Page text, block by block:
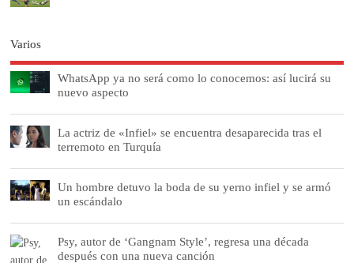
Varios
WhatsApp ya no será como lo conocemos: así lucirá su
nuevo aspecto
La actriz de «Infiel» se encuentra desaparecida tras el
terremoto en Turquía
Un hombre detuvo la boda de su yerno infiel y se armó
un escándalo
Psy, autor de ‘Gangnam Style’, regresa una década
después con una nueva canción